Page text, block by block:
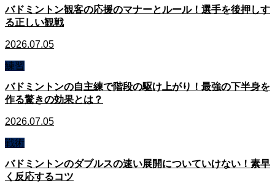
バドミントン観客の応援のマナーとルール！選手を後押しす
る正しい観戦
2026.07.05
練習
バドミントンの自主練で階段の駆け上がり！最強の下半身を
作る驚きの効果とは？
2026.07.05
戦術
バドミントンのダブルスの速い展開についていけない！素早
く反応するコツ